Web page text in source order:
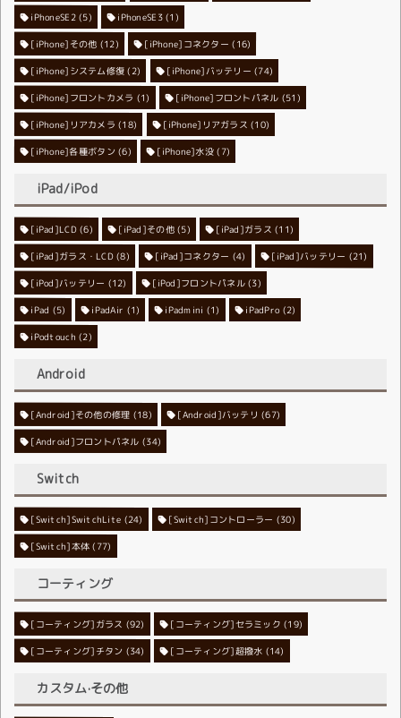
iPhoneSE2(5) iPhoneSE3 (1)
[iPhone]その他 (12) [iPhone]コネクター (16)
[iPhone]システム修復 (2) [iPhone]バッテリー (74)
[iPhone]フロントカメラ (1) [iPhone]フロントパネル (51)
[iPhone]リアカメラ (18) [iPhone]リアガラス (10)
[iPhone]各種ボタン (6) [iPhone]水没 (7)
iPad/iPod
[iPad]LCD(6) [iPad]その他 (5) [iPad]ガラス (11)
[iPad]ガラス・LCD(8) [iPad]コネクター (4) [iPad]バッテリー (21)
[iPod]バッテリー (12) [iPod]フロントパネル(3)
iPad (5) iPadAir (1) iPadmini (1) iPadPro(2)
iPodtouch (2)
Android
[Android]その他の修理 (18) [Android]バッテリ (67)
[Android]フロントパネル (34)
Switch
[Switch]SwitchLite (24) [Switch]コントローラー (30)
[Switch]本体 (77)
コーティング
[コーティング]ガラス (92) [コーティング]セラミック (19)
[コーティング]チタン (34) [コーティング]超撥水 (14)
カスタム·その他